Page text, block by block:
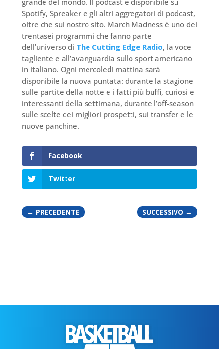
Spotify, Spreaker e gli altri aggregatori di podcast,
oltre che sul nostro sito. March Madness è uno dei
trentasei programmi che fanno parte
dell’universo di The Cutting Edge Radio, la voce
tagliente e all’avanguardia sullo sport americano
in italiano. Ogni mercoledì mattina sarà
disponibile la nuova puntata: durante la stagione
sulle partite della notte e i fatti più buffi, curiosi e
interessanti della settimana, durante l’off-season
sulle scelte dei migliori prospetti, sui transfer e le
nuove panchine.
Facebook
Twitter
← PRECEDENTE SUCCESSIVO →